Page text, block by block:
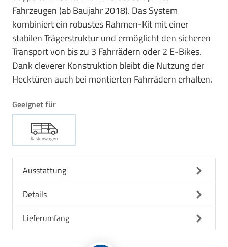
Fahrzeugen (ab Baujahr 2018). Das System
kombiniert ein robustes Rahmen-Kit mit einer
stabilen Trägerstruktur und ermöglicht den sicheren
Transport von bis zu 3 Fahrrädern oder 2 E-Bikes.
Dank cleverer Konstruktion bleibt die Nutzung der
Hecktüren auch bei montierten Fahrrädern erhalten.
Geeignet für
Kastenwagen
Ausstattung
Details
Lieferumfang